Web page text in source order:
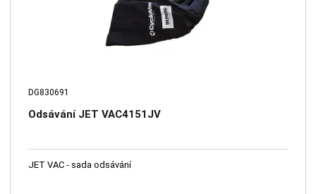
DG830691
Odsávání JET VAC4151JV
JET VAC - sada odsávání